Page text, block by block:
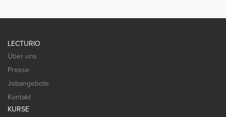
LECTURIO
Über uns
Presse
Jobangebote
Kontakt
KURSE